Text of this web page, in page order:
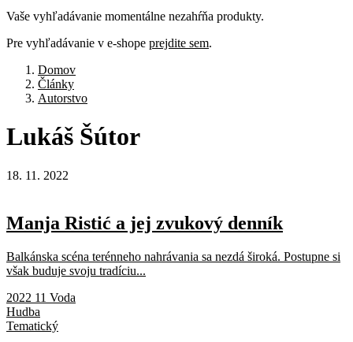
Vaše vyhľadávanie momentálne nezahŕňa produkty.
Pre vyhľadávanie v e-shope prejdite sem.
Domov
Články
Autorstvo
Lukáš Šútor
18. 11. 2022
Manja Ristić a jej zvukový denník
Balkánska scéna terénneho nahrávania sa nezdá široká. Postupne si
však buduje svoju tradíciu...
2022 11 Voda
Hudba
Tematický